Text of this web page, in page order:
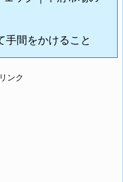
手間をかけること
ンク